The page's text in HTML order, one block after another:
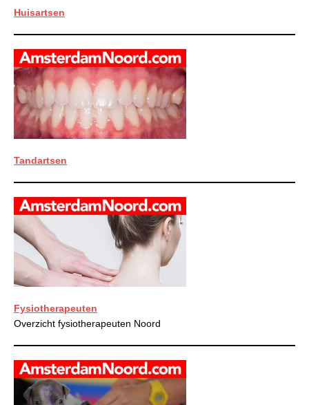
Huisartsen
Tandartsen
Fysiotherapeuten
Overzicht fysiotherapeuten Noord